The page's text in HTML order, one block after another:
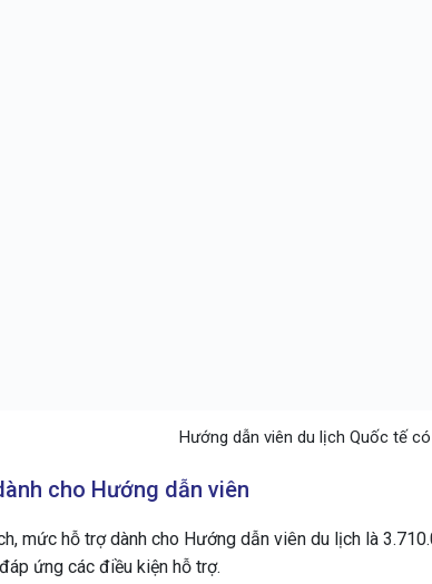
Hướng dẫn viên du lịch Quốc tế
cho Hướng dẫn viên
mức hỗ trợ dành cho Hướng dẫn viên du lịch là
ứng các điều kiện hỗ trợ.